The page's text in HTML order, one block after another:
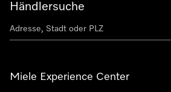
Händlersuche
Miele Experience Center